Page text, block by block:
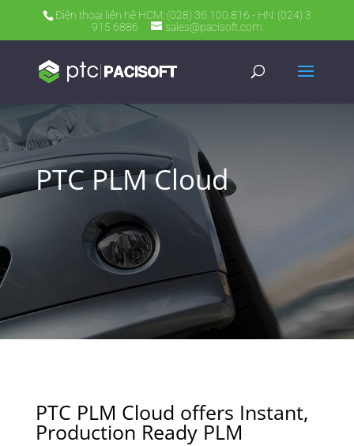
Điện thoại liên hệ HCM: (028) 36.100.816 - HN: (024) 3
915 6886
sales@pacisoft.com
PTC PLM Cloud
PTC PLM Cloud offers Instant,
Production Ready PLM